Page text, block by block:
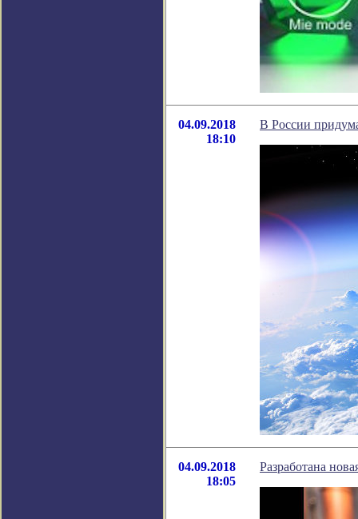
04.09.2018
18:10
В России
04.09.2018
18:05
Разработана